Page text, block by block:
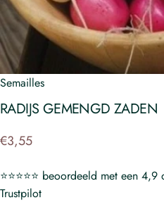
Semailles
RADIJS GEMENGD ZADEN
€3,55
⭐⭐⭐⭐⭐ beoordeeld met een
Trustpilot